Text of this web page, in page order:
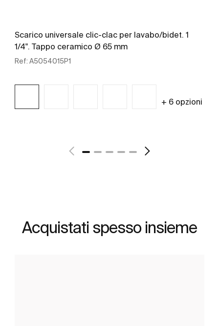
Scarico universale clic-clac per lavabo/bidet. 1
1/4". Tappo ceramico Ø 65 mm
Ref: A5054015P1
+ 6 opzioni
Acquistati spesso insieme